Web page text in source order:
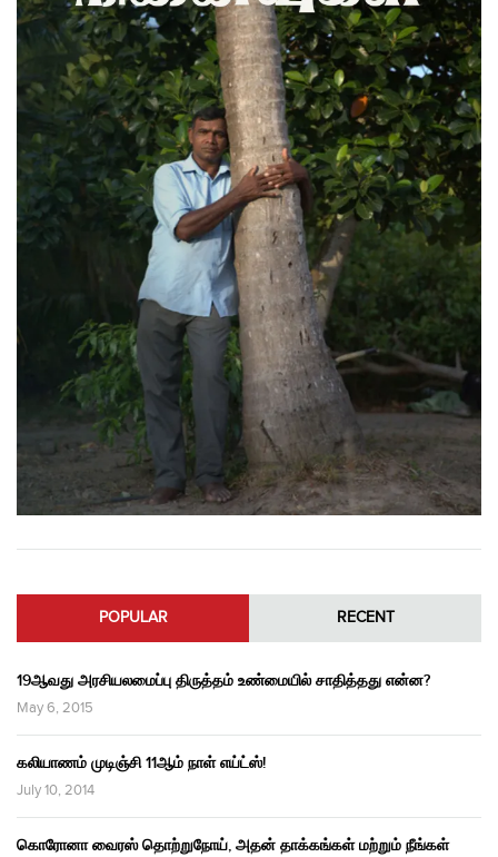
POPULAR RECENT
19ஆவது அரசியலமைப்பு திருத்தம் உண்மையில் சாதித்தது என்ன?
May 6, 2015
கலியாணம் முடிஞ்சி 11ஆம் நாள் எய்ட்ஸ்!
July 10, 2014
கொரோனா வைரஸ் தொற்றுநோய், அதன் தாக்கங்கள் மற்றும் நீங்கள்